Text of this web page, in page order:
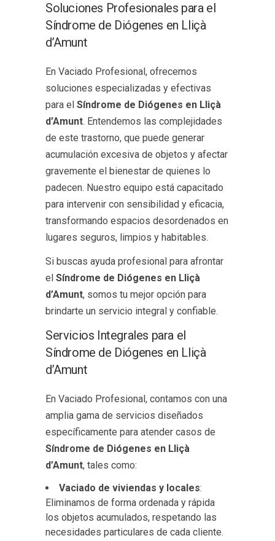
Soluciones Profesionales para el
Síndrome de Diógenes en Lliçà
d’Amunt
En Vaciado Profesional, ofrecemos
soluciones especializadas y efectivas
para el Síndrome de Diógenes en Lliçà
d’Amunt. Entendemos las complejidades
de este trastorno, que puede generar
acumulación excesiva de objetos y afectar
gravemente el bienestar de quienes lo
padecen. Nuestro equipo está capacitado
para intervenir con sensibilidad y eficacia,
transformando espacios desordenados en
lugares seguros, limpios y habitables.
Si buscas ayuda profesional para afrontar
el Síndrome de Diógenes en Lliçà
d’Amunt, somos tu mejor opción para
brindarte un servicio integral y confiable.
Servicios Integrales para el
Síndrome de Diógenes en Lliçà
d’Amunt
En Vaciado Profesional, contamos con una
amplia gama de servicios diseñados
específicamente para atender casos de
Síndrome de Diógenes en Lliçà
d’Amunt, tales como:
Vaciado de viviendas y locales:
Eliminamos de forma ordenada y rápida
los objetos acumulados, respetando las
necesidades particulares de cada cliente.